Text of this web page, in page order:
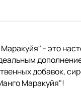
- это
добавок,
Маракуйя"!